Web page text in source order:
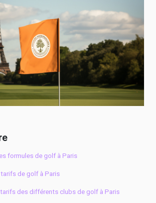
formules de golf à Paris
de golf à Paris
des différents clubs de golf à Paris